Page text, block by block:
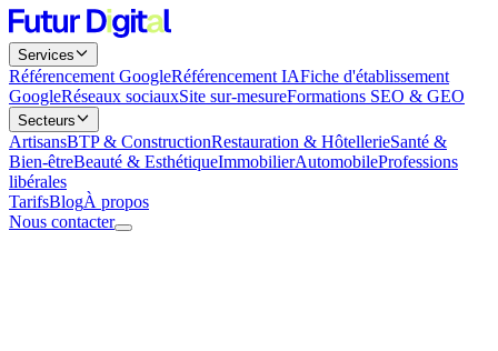
Services
Référencement GoogleRéférencement IAFiche d'établissement
GoogleRéseaux sociauxSite sur-mesureFormations SEO & GEO
Secteurs
ArtisansBTP & ConstructionRestauration & HôtellerieSanté &
Bien-êtreBeauté & EsthétiqueImmobilierAutomobileProfessions
libérales
TarifsBlogÀ propos
Nous contacter